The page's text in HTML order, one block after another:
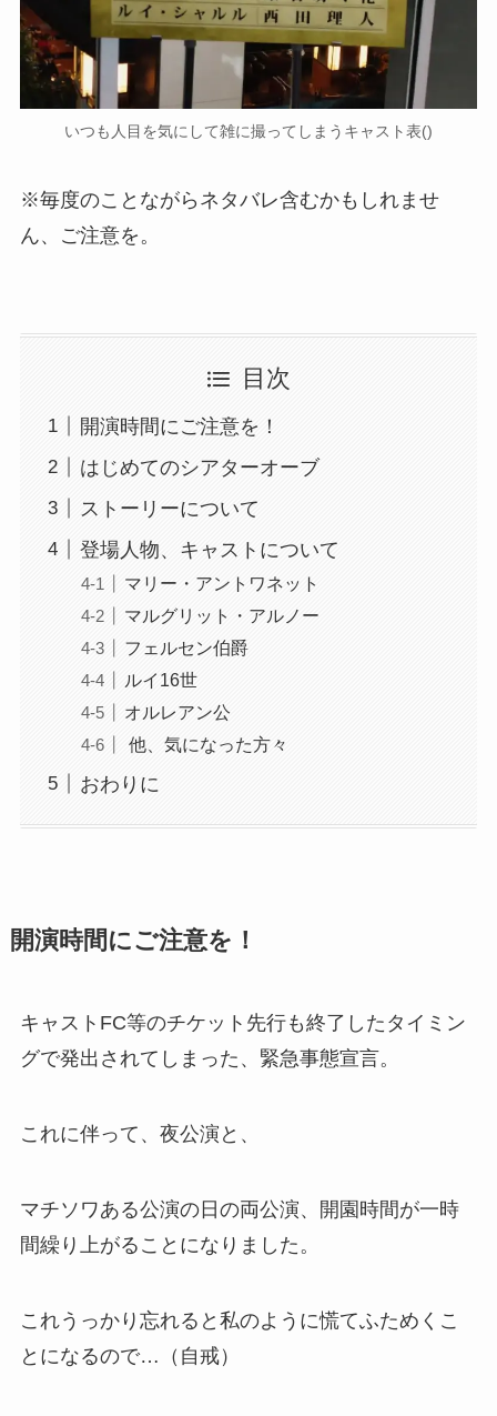
いつも人目を気にして雑に撮ってしまうキャスト表()
※毎度のことながらネタバレ含むかもしれませ
ん、ご注意を。
目次
開演時間にご注意を！
はじめてのシアターオーブ
ストーリーについて
登場人物、キャストについて
マリー・アントワネット
マルグリット・アルノー
フェルセン伯爵
ルイ16世
オルレアン公
他、気になった方々
おわりに
開演時間にご注意を！
キャストFC等のチケット先行も終了したタイミン
グで発出されてしまった、緊急事態宣言。
これに伴って、夜公演と、
マチソワある公演の日の両公演、開園時間が一時
間繰り上がることになりました。
これうっかり忘れると私のように慌てふためくこ
とになるので…（自戒）